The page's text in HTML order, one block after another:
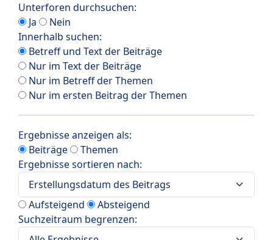
Unterforen durchsuchen:
Ja
Nein
Innerhalb suchen:
Betreff und Text der Beiträge
Nur im Text der Beiträge
Nur im Betreff der Themen
Nur im ersten Beitrag der Themen
Ergebnisse anzeigen als:
Beiträge
Themen
Ergebnisse sortieren nach:
Aufsteigend
Absteigend
Suchzeitraum begrenzen: